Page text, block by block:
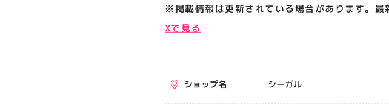
※掲載情報は更新されている場合があります。最
Xで見る
ショップ名 シーガル